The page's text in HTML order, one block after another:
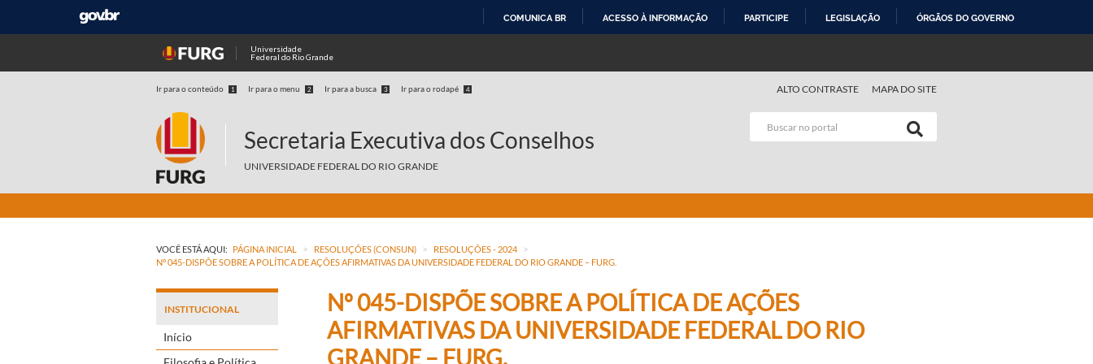
COMUNICA BR ACESSO À INFORMAÇÃO PARTICIPE LEGISLAÇÃO ÓRGÃOS DO GOVERNO
Universidade
Federal do Rio Grande
Ir para o conteúdo 1 Ir para o menu 2 Ir para a busca 3 Ir para o rodapé 4 ALTO CONTRASTE MAPA DO SITE
Secretaria Executiva dos Conselhos
UNIVERSIDADE FEDERAL DO RIO GRANDE
VOCÊ ESTÁ AQUI: PÁGINA INICIAL > RESOLUÇÕES (CONSUN) > RESOLUÇÕES - 2024 >
Nº 045-DISPÕE SOBRE A POLÍTICA DE AÇÕES AFIRMATIVAS DA UNIVERSIDADE FEDERAL DO RIO GRANDE – FURG.
INSTITUCIONAL
Início
Nº 045-DISPÕE SOBRE A POLÍTICA DE AÇÕES
AFIRMATIVAS DA UNIVERSIDADE FEDERAL DO RIO
GRANDE – FURG.